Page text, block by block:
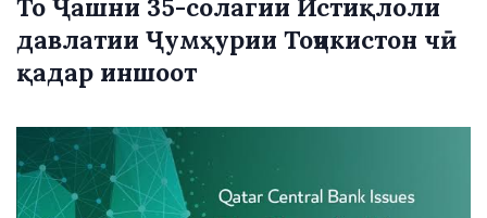
То Ҷашни 35-солагии Истиқлоли
давлатии Ҷумҳурии Тоҷикистон чӣ
қадар иншоот